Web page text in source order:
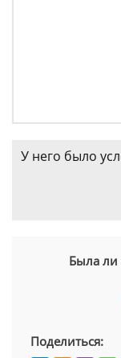
У него было
Была ли
Поделиться: